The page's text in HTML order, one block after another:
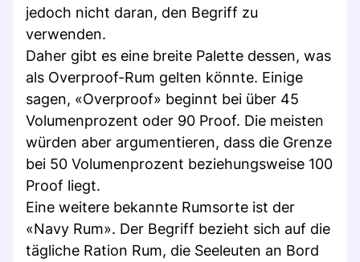
jedoch nicht daran, den Begriff zu
verwenden.
Daher gibt es eine breite Palette dessen, was
als Overproof-Rum gelten könnte. Einige
sagen, «Overproof» beginnt bei über 45
Volumenprozent oder 90 Proof. Die meisten
würden aber argumentieren, dass die Grenze
bei 50 Volumenprozent beziehungsweise 100
Proof liegt.
Eine weitere bekannte Rumsorte ist der
«Navy Rum». Der Begriff bezieht sich auf die
tägliche Ration Rum, die Seeleuten an Bord